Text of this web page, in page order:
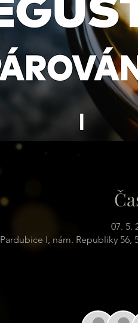
07. 5.
Pardubice I, nám. Republiky 56,